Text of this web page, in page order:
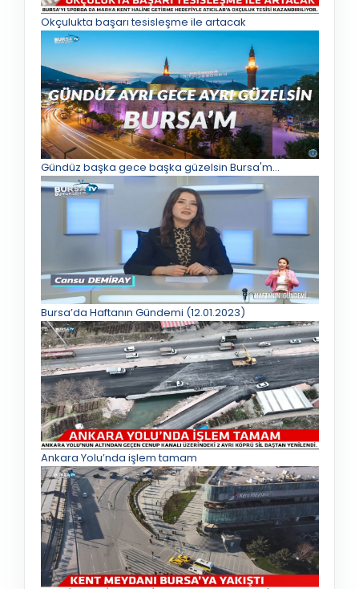
Okçulukta başarı tesisleşme ile artacak
Gündüz başka gece başka güzelsin Bursa'm...
Bursa’da Haftanın Gündemi (12.01.2023)
Ankara Yolu’nda işlem tamam